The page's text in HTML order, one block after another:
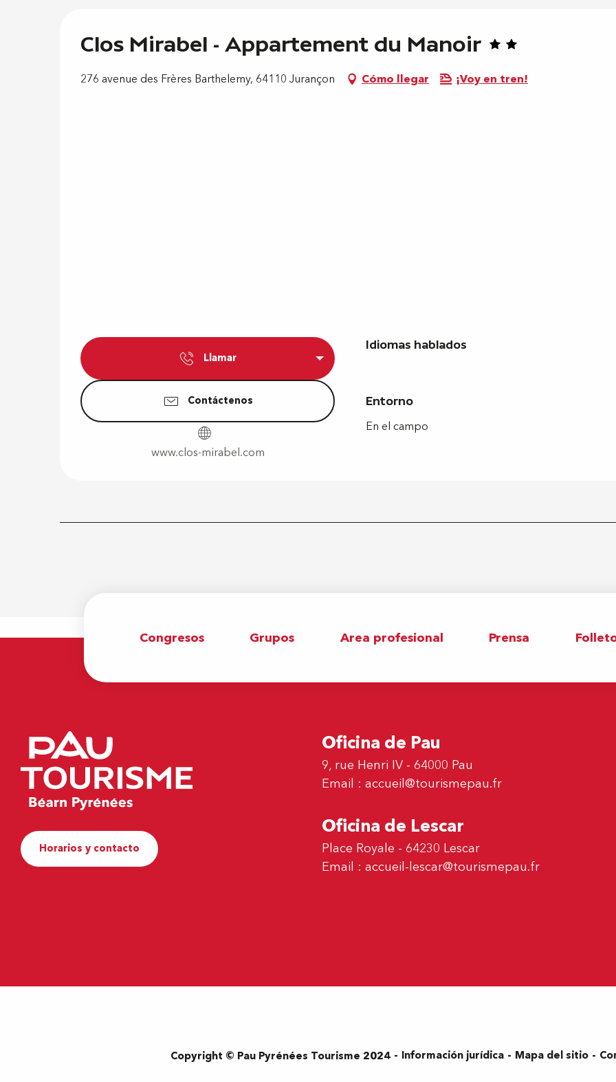
Clos Mirabel - Appartement du Manoir
276 avenue des Frères Barthelemy, 64110 Jurançon Cómo llegar ¡Voy en tren!
Llamar
Contáctenos
www.clos-mirabel.com
Idiomas hablados
Idiomas hablados
Entorno
Entorno
En el campo
Congresos Grupos Area profesional Prensa
Horarios y contacto
Oficina de Pau
9, rue Henri IV - 64000 Pau
Email : accueil@tourismepau.fr
Oficina de Lescar
Place Royale - 64230 Lescar
Email : accueil-lescar@tourismepau.fr
Copyright © Pau Pyrénées Tourisme 2024 Información jurídica Mapa del sitio